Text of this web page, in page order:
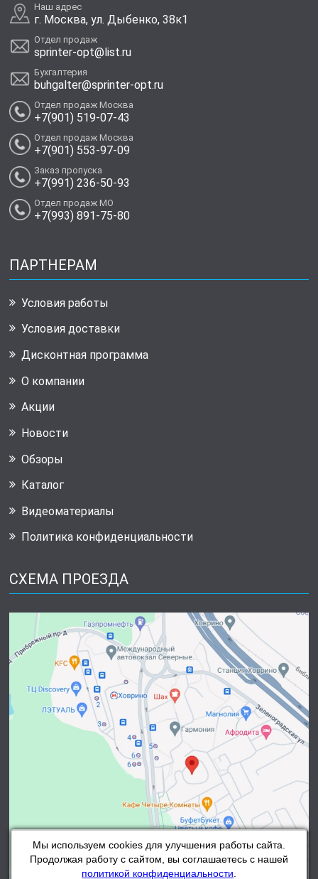
Мы используем cookies для улучшения работы сайта.
Продолжая работу с сайтом, вы соглашаетесь с нашей
политикой конфиденциальности
Наш адрес
г. Москва, ул. Дыбенко, 38к1
Отдел продаж
sprinter-opt@list.ru
Бухгалтерия
buhgalter@sprinter-opt.ru
Отдел продаж Москва
+7(901) 519-07-43
Отдел продаж Москва
+7(901) 553-97-09
Заказ пропуска
+7(991) 236-50-93
Отдел продаж МО
+7(993) 891-75-80
ПАРТНЕРАМ
Условия работы
Условия доставки
Дисконтная программа
О компании
Акции
Новости
Обзоры
Каталог
Видеоматериалы
Политика конфиденциальности
СХЕМА ПРОЕЗДА